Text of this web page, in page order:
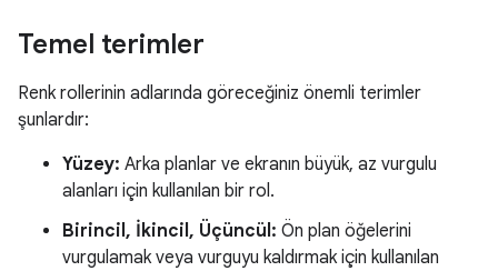
Temel terimler
Renk rollerinin adlarında göreceğiniz önemli terimler
şunlardır:
Yüzey: Arka planlar ve ekranın büyük, az vurgulu
alanları için kullanılan bir rol.
Birincil, İkincil, Üçüncül: Ön plan öğelerini
vurgulamak veya vurguyu kaldırmak için kullanılan